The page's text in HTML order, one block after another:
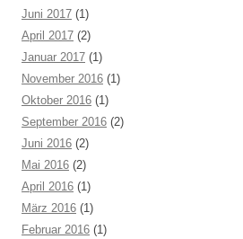
Juni 2017 (1)
April 2017 (2)
Januar 2017 (1)
November 2016 (1)
Oktober 2016 (1)
September 2016 (2)
Juni 2016 (2)
Mai 2016 (2)
April 2016 (1)
März 2016 (1)
Februar 2016 (1)